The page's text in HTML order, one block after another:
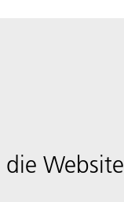
die Website